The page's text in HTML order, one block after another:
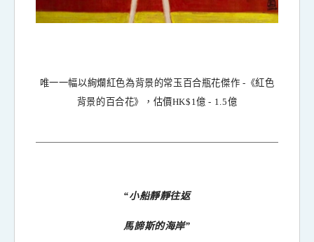
唯一一幅以絢爛紅色為背景的常玉百合瓶花傑作 - 《紅色
背景的百合花》，估價HK$1億 - 1.5億
“小船靜靜往返
馬諦斯的海岸”